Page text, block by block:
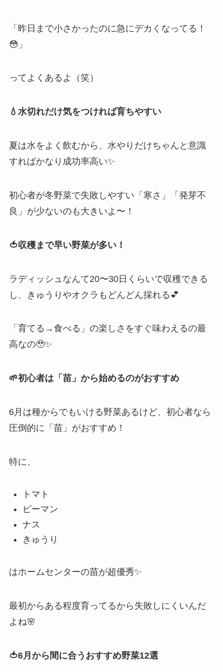
「昨日まで小さかったのに急にデカくなってる！
😳」
ってよくあるよ（笑）
💧水切れだけ気をつければ育ちやすい
夏は水をよく飲むから、水やりだけちゃんと意識
すればかなり成功率高い✨
初心者が冬野菜で失敗しやすい「寒さ」「発芽不
良」が少ないのも大きいよ〜！
🍅収穫まで早い野菜が多い！
ラディッシュなんて20〜30日くらいで収穫できる
し、きゅうりやオクラもどんどん採れる💕
「育てる→食べる」の楽しさをすぐ味わえるの最
高なの🥹✨
🌱初心者は「苗」から始めるのがおすすめ
6月は種からでもいける野菜あるけど、初心者なら
圧倒的に「苗」がおすすめ！
特に、
トマト
ピーマン
ナス
きゅうり
はホームセンターの苗が超優秀✨
最初からある程度育ってるから失敗しにくいんだ
よね🌸
🍅6月から間に合うおすすめ野菜12選